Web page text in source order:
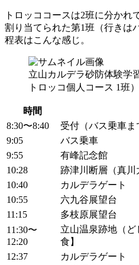
トロッココースは2班に分かれ
割り当てられた第1班（行きは
程表はこんな感じ。
立山カルデラ砂防体験学
トロッコ個人コース 1班）
時間
8:30〜8:40
受付（バス乗車ま
9:05
バス乗車
9:55
有峰記念館
10:28
跡津川断層（真川
10:40
カルデラゲート
10:55
六九谷展望台
11:15
多枝原展望台
11:30〜
12:20
立山温泉跡地（
食】
12:37
カルデラゲート